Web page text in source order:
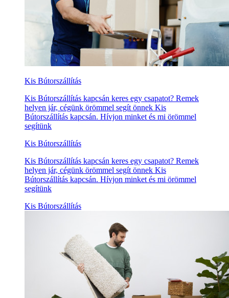
Kis Bútorszállítás
Kis Bútorszállítás kapcsán keres egy csapatot? Remek
helyen jár, cégünk örömmel segít önnek Kis
Bútorszállítás kapcsán. Hívjon minket és mi örömmel
segítünk
Kis Bútorszállítás
Kis Bútorszállítás kapcsán keres egy csapatot? Remek
helyen jár, cégünk örömmel segít önnek Kis
Bútorszállítás kapcsán. Hívjon minket és mi örömmel
segítünk
Kis Bútorszállítás